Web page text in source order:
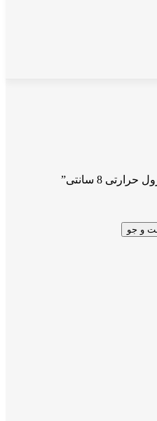
8 سانتی”
و جو